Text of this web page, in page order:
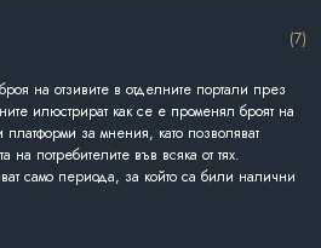
(7)
на отзивите в отделните портали през
илюстрират как се е променял броят на
за мнения, като позволяват
на потребителите във всяка от тях.
само периода, за който са били налични